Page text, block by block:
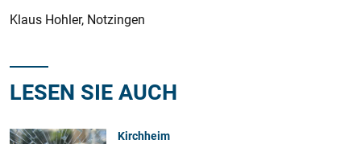
Klaus Hohler, Notzingen
LESEN SIE AUCH
Kirchheim